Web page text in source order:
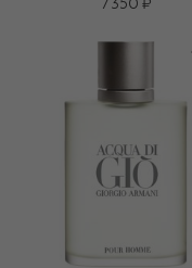
7 350 ₽